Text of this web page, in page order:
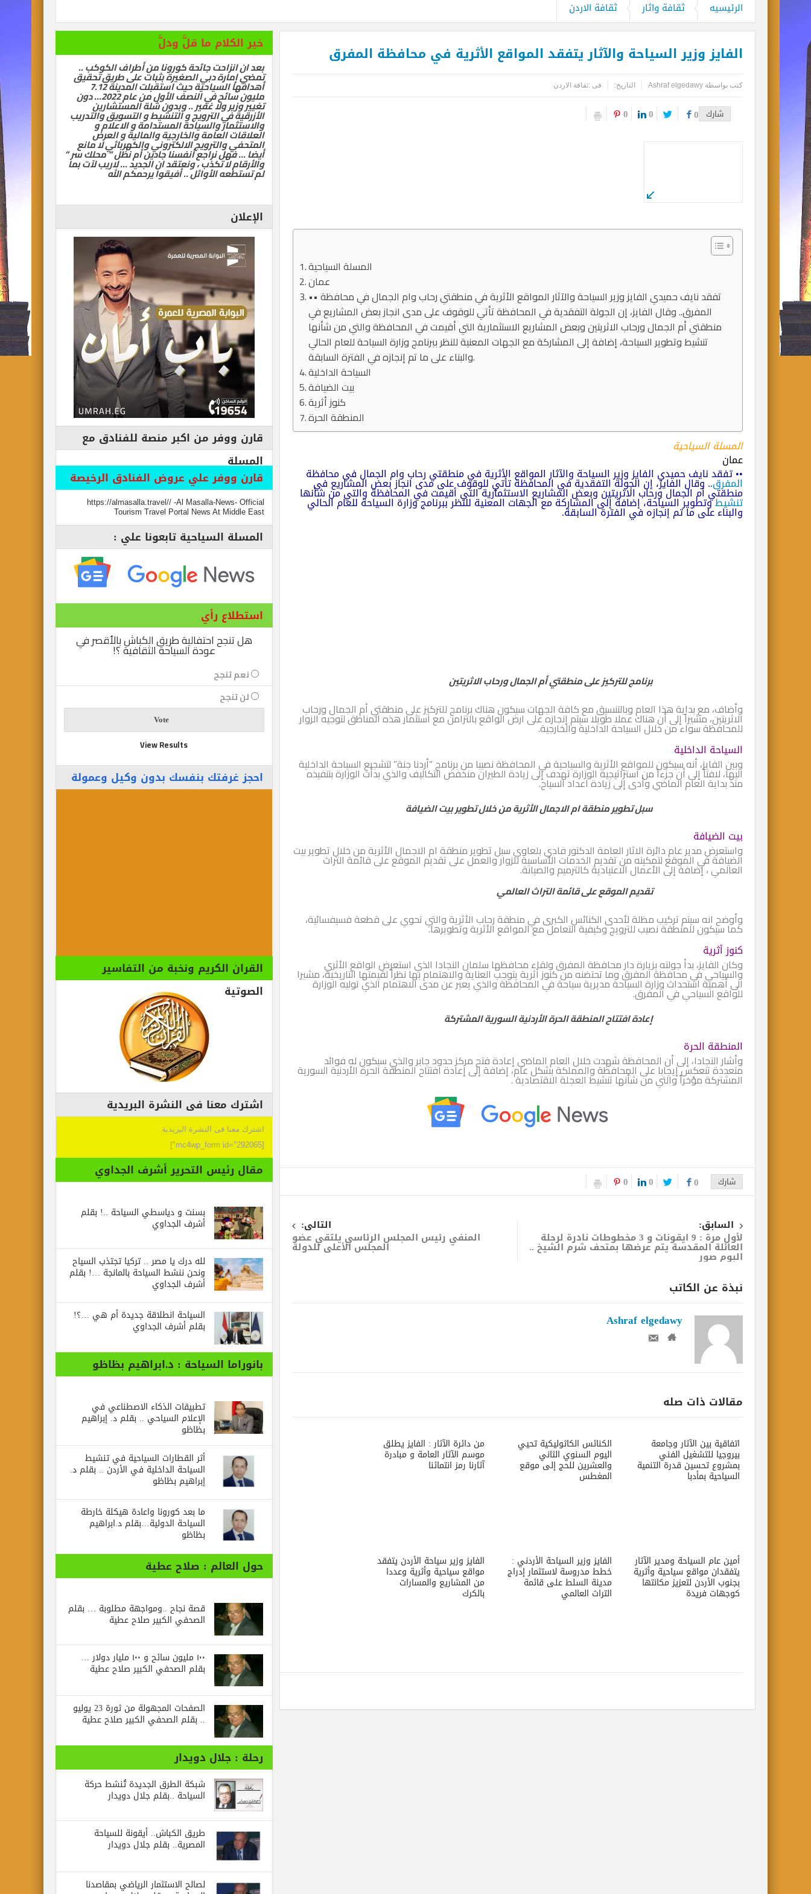
الرئيسيه ثقافة واثار ثقافة الاردن
الفايز وزير السياحة والآثار يتفقد المواقع الأثرية في محافظة المفرق
كتب بواسطة Ashraf elgedawy التاريخ: فى :ثقافة الاردن
شارك 0
0
0
المسلة السياحية
عمان
•• تفقد نايف حميدي الفايز وزير السياحة والآثار المواقع الأثرية في منطقتي رحاب وام الجمال في محافظة
المفرق.. وقال الفايز، إن الجولة التفقدية في المحافظة تأتي للوقوف على مدى انجاز بعض المشاريع في
منطقتي أم الجمال ورحاب الاثريتين وبعض المشاريع الاستثمارية التي أقيمت في المحافظة والتي من شأنها
تنشيط وتطوير السياحة، إضافة إلى المشاركة مع الجهات المعنية للنظر ببرنامج وزارة السياحة للعام الحالي
والبناء على ما تم إنجازه في الفترة السابقة.
السياحة الداخلية
بيت الضيافة
كنوز أثرية
المنطقة الحرة
المسلة السياحية
عمان
•• تفقدنايف حميدي الفايزوزير السياحة والآثار المواقع الأثرية في منطقتي رحاب وام الجمال في محافظة
المفرق.. وقال الفايز، إن الجولة التفقدية في المحافظة تأتي للوقوف على مدى انجاز بعض المشاريع في
منطقتي أم الجمال ورحاب الاثريتين وبعض المشاريع الاستثمارية التي أقيمت في المحافظة والتي من شأنها
تنشيطوتطوير السياحة، إضافة إلى المشاركة مع الجهات المعنية للنظر ببرنامج وزارة السياحة للعام الحالي
والبناء على ما تم إنجازه في الفترة السابقة.
برنامج للتركيز على منطقتي أم الجمال ورحاب الاثريتين
وأضاف، مع بداية هذا العام وبالتنسيق مع كافة الجهات سيكون هناك برنامج للتركيز على منطقتي أم الجمال ورحاب
الاثريتين، مشيراً إلى أن هناك عملا طويلا سيتم إنجازه على ارض الواقع بالتزامن مع استثمار هذه المناطق لتوجيه الزوار
للمحافظة سواء من خلال السياحة الداخلية والخارجية.
السياحة الداخلية
وبين الفايز، أنه سيكون للمواقع الأثرية والسياحية في المحافظة نصيبا من برنامج “أردنا جنة” لتشجيع السياحة الداخلية
اليها، لافتاً إلى أن جزءاً من استراتيجية الوزارة تهدف إلى زيادة الطيران منخفض التكاليف والذي بدأت الوزارة بتنفيذه
منذ بداية العام الماضي وأدى إلى زيادة اعداد السياح.
سبل تطوير منطقة ام الاجمال الأثرية من خلال تطوير بيت الضيافة
بيت الضيافة
واستعرض مدير عام دائرة الاثار العامة الدكتور فادي بلعاوي سبل تطوير منطقة ام الاجمال الأثرية من خلال تطوير بيت
الضيافة في الموقع لتمكينه من تقديم الخدمات الأساسية للزوار والعمل على تقديم الموقع على قائمة التراث
العالمي ، إضافة إلى الأعمال الاعتيادية كالترميم والصيانة.
تقديم الموقع على قائمة التراث العالمي
وأوضح انه سيتم تركيب مظلة لأحدى الكنائس الكبرى في منطقة رحاب الأثرية والتي تحوي على قطعة فسيفسائية،
كما سيكون للمنطقة نصيب للترويج وكيفية التعامل مع المواقع الأثرية وتطويرها.
كنوز أثرية
وكان الفايز، بدأ جولته بزيارة دار محافظة المفرق ولقاء محافظها سلمان النجادا الذي استعرض الواقع الأثري
والسياحي في محافظة المفرق وما تحتضنه من كنوز أثرية يتوجب العناية والاهتمام بها نظراً لقيمتها التاريخية، مشيرا
الى أهمية استحداث وزارة السياحة مديرية سياحة في المحافظة والذي يعبر عن مدى الاهتمام الذي توليه الوزارة
للواقع السياحي في المفرق.
إعادة افتتاح المنطقة الحرة الأردنية السورية المشتركة
المنطقة الحرة
وأشار النجادا، إلى أن المحافظة شهدت خلال العام الماضي إعادة فتح مركز حدود جابر والذي سيكون له فوائد
متعددة تنعكس إيجابا على المحافظة والمملكة بشكل عام، إضافة إلى إعادة افتتاح المنطقة الحرة الأردنية السورية
المشتركة مؤخراً والتي من شأنها تنشيط العجلة الاقتصادية .
شارك 0
0
0
السابق:
لأول مرة : 9 ايقونات و 3 مخطوطات نادرة لرحلة
العائلة المقدسة يتم عرضها بمتحف شرم الشيخ ..
البوم صور
التالى:
المنفي رئيس المجلس الرئاسي يلتقي عضو
المجلس الأعلى للدولة
نبذة عن الكاتب
Ashraf elgedawy
مقالات ذات صله
اتفاقية بين الآثار وجامعة
بيروجيا للتشغيل الفني
بمشروع تحسين قدرة التنمية
السياحية بمأدبا
الكنائس الكاثوليكية تحيي
اليوم السنوي الثاني
والعشرين للحج إلى موقع
المغطس
من دائرة الآثار : الفايز يطلق
موسم الآثار العامة و مبادرة
آثارنا رمز انتمائنا
أمين عام السياحة ومدير الآثار
يتفقدان مواقع سياحية وأثرية
بجنوب الأردن لتعزيز مكانتها
كوجهات فريدة
الفايز وزير السياحة الأردني :
خطط مدروسة لاستثمار إدراج
مدينة السلط على قائمة
التراث العالمي
الفايز وزير سياحة الأردن يتفقد
مواقع سياحية وأثرية وعددا
من المشاريع والمسارات
بالكرك
خير الكلام ما قلَّ ودلَّ
بعد ان انزاحت جائحة كورونا من أطراف الكوكب ..
تمضي إمارة دبي الصغيرة بثبات على طريق تحقيق
أهدافها السياحية حيث استقبلت المدينة 7.12
مليون سائح في النصف الأول من عام 2022… دون
تغيير وزير ولا غفير .. وبدون شلة المستشارين
الأزرقية في الترويج و التنشيط و التسويق والتدريب
والاستثمار والسياحة المستدامة و الاعلام و
العلاقات العامة والخارجية والمالية و العرض
المتحفي والترويج الالكتروني والكهربائي لا مانع
أيضا … فهل نراجع أنفسنا جادين أم نظل ” محلك سر ”
والأرقام لا تكذب ، ونعتقد ان الجديد … لاريب لآت بما
لم تستطعه الأوائل .. أفيقوا يرحمكم الله
الإعلان
قارن ووفر من اكبر منصة للفنادق مع
المسلة
قارن ووفر علي عروض الفنادق الرخيصة
https://almasalla.travel// -Al Masalla-News- Official
Tourism Travel Portal News At Middle East
المسلة السياحية تابعونا علي :
استطلاع رأي
هل تنجح احتفالية طريق الكباش بالأقصر في
عودة السياحة الثقافية ؟!
نعم تنجح
لن تنجح
View Results
احجز غرفتك بنفسك بدون وكيل وعمولة
القران الكريم ونخبة من التفاسير
الصوتية
اشترك معنا فى النشرة البريدية
اشترك معنا فى النشرة البريدية
[mc4wp_form id="292065"]
مقال رئيس التحرير أشرف الجداوي
بسنت و دياسطي السياحة ..! بقلم
أشرف الجداوي
لله درك يا مصر .. تركيا تجتذب السياح
ونحن ننشط السياحة بالمانجة …! بقلم
أشرف الجداوي
السياحة انطلاقة جديدة أم هي …؟!
بقلم أشرف الجداوي
بانوراما السياحة : د.ابراهيم بظاظو
تطبيقات الذكاء الاصطناعي في
الإعلام السياحي .. بقلم د. إبراهيم
بظاظو
أثر القطارات السياحية في تنشيط
السياحة الداخلية في الأردن .. بقلم د.
إبراهيم بظاظو
ما بعد كورونا واعادة هيكلة خارطة
السياحة الدولية…بقلم د.ابراهيم
بظاظو
حول العالم : صلاح عطية
قصة نجاح ..ومواجهة مطلوبة … بقلم
الصحفي الكبير صلاح عطية
١٠٠ مليون سائح و ١٠٠ مليار دولار …
بقلم الصحفي الكبير صلاح عطية
الصفحات المجهولة من ثورة 23 يوليو
.. بقلم الصحفي الكبير صلاح عطية
رحلة : جلال دويدار
شبكة الطرق الجديدة تُنشط حركة
السياحة ..بقلم جلال دويدار
طريق الكباش.. أيقونة للسياحة
المصرية.. بقلم جلال دويدار
لصالح الاستثمار الرياضي بمقاصدنا